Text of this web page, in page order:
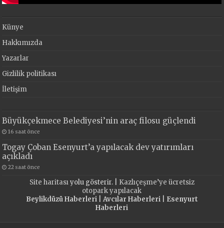
Künye
Hakkımızda
Yazarlar
Gizlilik politikası
İletişim
Büyükçekmece Belediyesi’nin araç filosu güçlendi
16 saat önce
Togay Çoban Esenyurt’a yapılacak dev yatırımları
açıkladı
22 saat önce
Site haritasıyolu gösterir. | Kazlıçeşme’ye ücretsiz
otopark yapılacak
Beylikdüzü Haberleri| Avcılar Haberleri| Esenyurt
Haberleri